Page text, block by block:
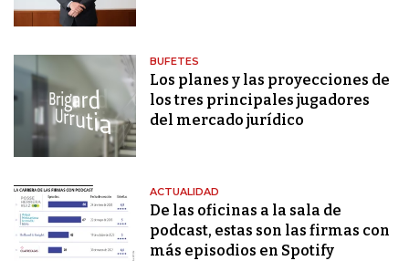
BUFETES
Los planes y las proyecciones de
los tres principales jugadores
del mercado jurídico
ACTUALIDAD
De las oficinas a la sala de
podcast, estas son las firmas con
más episodios en Spotify